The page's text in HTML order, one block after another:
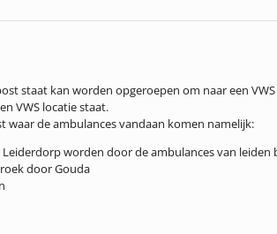
staat kan worden opgeroepen om naar een
VWS locatie staat.
waar de ambulances vandaan komen namelijk:
worden door de ambulances van leiden
door Gouda